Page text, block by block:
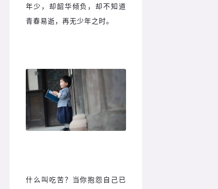
年少，却韶华倾负，却不知道
青春易逝，再无少年之时。
什么叫吃苦？ 当你抱怨自己已